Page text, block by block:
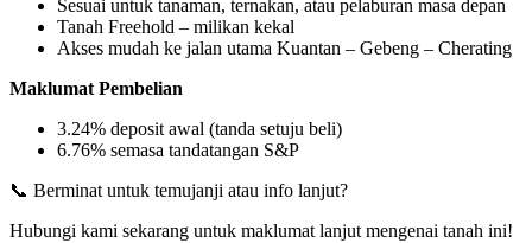
Sesuai untuk tanaman, ternakan, atau pelaburan masa depan
Tanah Freehold – milikan kekal
Akses mudah ke jalan utama Kuantan – Gebeng – Cherating
Maklumat Pembelian
3.24% deposit awal (tanda setuju beli)
6.76% semasa tandatangan S&P
📞 Berminat untuk temujanji atau info lanjut?
Hubungi kami sekarang untuk maklumat lanjut mengenai tanah ini!